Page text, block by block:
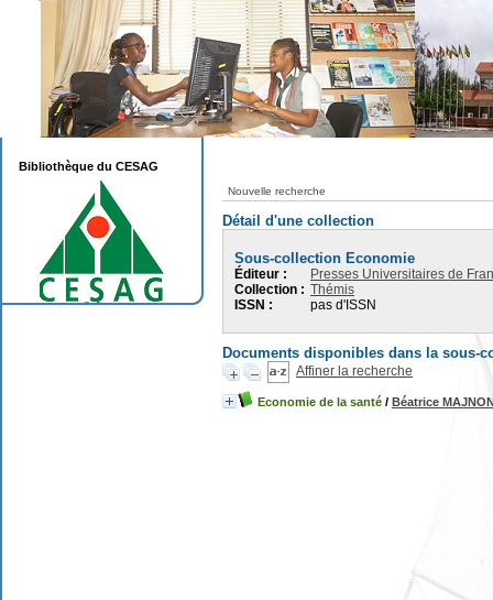
Nouvelle recherche
Détail d'une collection
Sous-collection Economie
Éditeur :
Presses Universitaires de
Collection : Thémis
ISSN :
pas d'ISSN
Documents disponibles dans la sous-
Affiner la recherche
Economie de la santé / Béatrice
Bibliothèque du CESAG